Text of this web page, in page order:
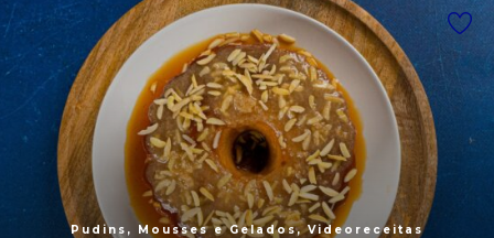
Pudins, Mousses e Gelados, Videoreceitas